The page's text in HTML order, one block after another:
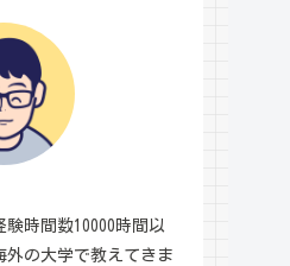
時間数10000時間以
外の大学で教えてきま